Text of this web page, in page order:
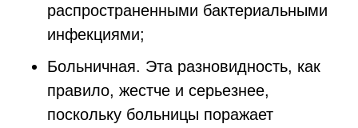
распространенными бактериальными
инфекциями;
Больничная. Эта разновидность, как
правило, жестче и серьезнее,
поскольку больницы поражает